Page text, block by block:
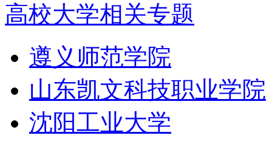
高校大学相关专题
遵义师范学院
山东凯文科技职业学院
沈阳工业大学